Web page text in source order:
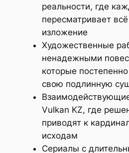
реальности, где
пересматривает
изложение
Художественные
ненадежными
которые
свою подлинную
Vulkan KZ, где
приводят к
исходам
Сериалы с